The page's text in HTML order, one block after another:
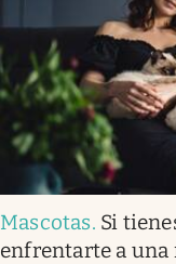
Mascotas. Si
enfrentarte a una